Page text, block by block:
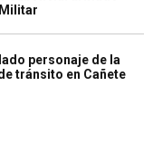
personaje de la
tránsito en Cañete